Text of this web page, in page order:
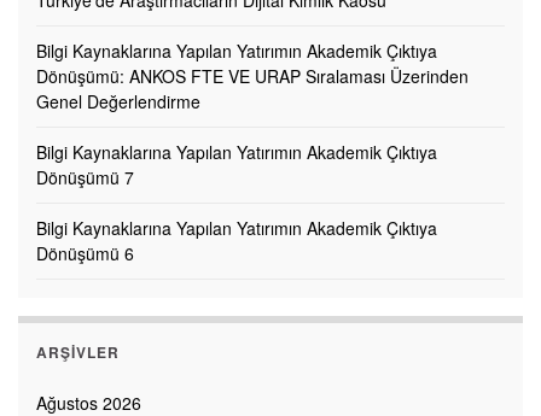
Bilgi Kaynaklarına Yapılan Yatırımın Akademik Çıktıya
Dönüşümü: ANKOS FTE VE URAP Sıralaması Üzerinden
Genel Değerlendirme
Bilgi Kaynaklarına Yapılan Yatırımın Akademik Çıktıya
Dönüşümü 7
Bilgi Kaynaklarına Yapılan Yatırımın Akademik Çıktıya
Dönüşümü 6
ARŞIVLER
Ağustos 2026